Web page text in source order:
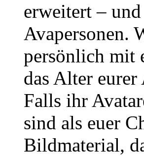
erweitert –
Avapersonen.
persönlich mit
das Alter eurer
Falls ihr
sind als euer
Bildmaterial,